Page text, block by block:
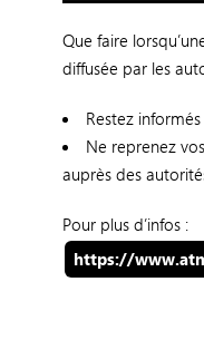
Que faire
diffusée par les
Restez
Ne reprenez
auprès des
Pour plus d’infos :
https://